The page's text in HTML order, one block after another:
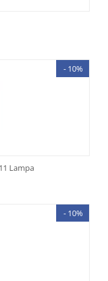
- 10%
Lampa
- 10%